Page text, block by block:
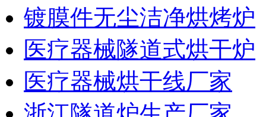
镀膜件无尘洁净烘烤炉
医疗器械隧道式烘干炉
医疗器械烘干线厂家